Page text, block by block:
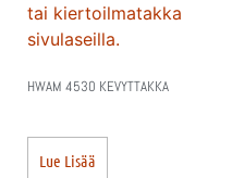
HWAM 4530 KEVYTTAKKA
Lue Lisää